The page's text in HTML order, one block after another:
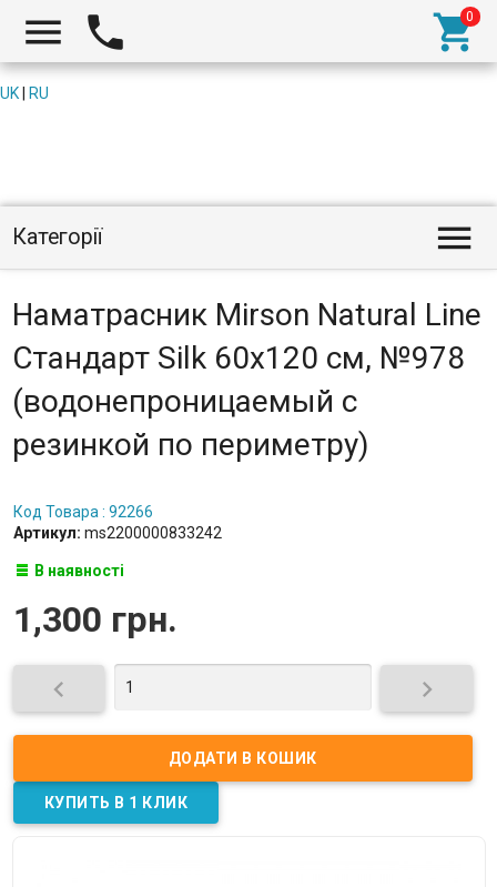
  
UK RU
Категорії 
Наматрасник Mirson Natural Line
Стандарт Silk 60x120 см, №978
(водонепроницаемый с
резинкой по периметру)
Код Товара : 92266
Артикул: ms2200000833242
В наявності
1,300 грн.
 